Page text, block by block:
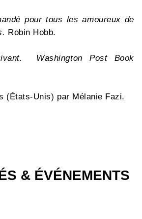
pour tous les amoureux de
Robin Hobb.
Washington Post Book
(États-Unis) par Mélanie Fazi.
& ÉVÉNEMENTS